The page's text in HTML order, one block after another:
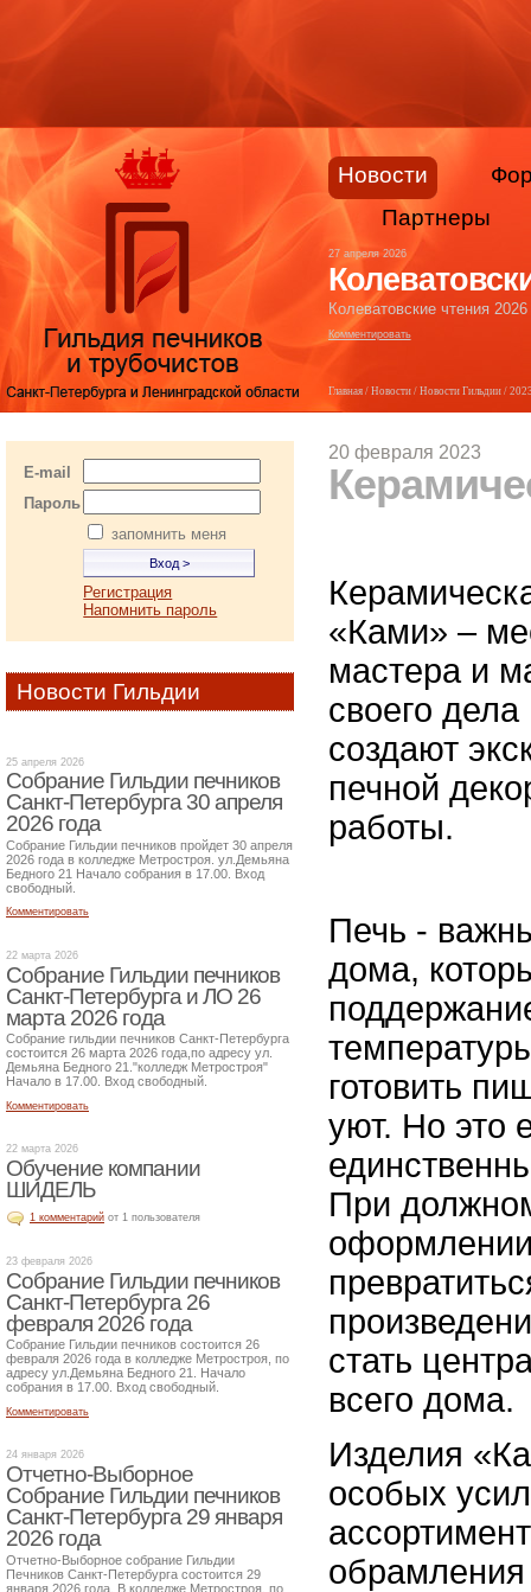
20 февраля 2023
«Ками» –
мастера и
своего
создают
печной
работы.
Печь -
дома,
готовить
уют. Но это
При
стать
всего дома.
Изделия
особых
обрамления
Главная/ Новости/ Новости Гильдии/
E-mail
Пароль
запомнить меня
Регистрация
Напомнить пароль
Новости Гильдии
25 апреля 2026
Собрание Гильдии печников
Санкт-Петербурга 30 апреля
2026 года
Собрание Гильдии печников пройдет 30 апреля
2026 года в колледже Метростроя. ул.Демьяна
Бедного 21 Начало собрания в 17.00. Вход
свободный.
Комментировать
22 марта 2026
Собрание Гильдии печников
Санкт-Петербурга и ЛО 26
марта 2026 года
Собрание гильдии печников Санкт-Петербурга
состоится 26 марта 2026 года,по адресу ул.
Демьяна Бедного 21."колледж Метростроя"
Начало в 17.00. Вход свободный.
Комментировать
22 марта 2026
Обучение компании
ШИДЕЛЬ
1 комментарий от 1 пользователя
23 февраля 2026
Собрание Гильдии печников
Санкт-Петербурга 26
февраля 2026 года
Собрание Гильдии печников состоится 26
февраля 2026 года в колледже Метростроя, по
адресу ул.Демьяна Бедного 21. Начало
собрания в 17.00. Вход свободный.
Комментировать
24 января 2026
Отчетно-Выборное
Собрание Гильдии печников
Санкт-Петербурга 29 января
2026 года
Отчетно-Выборное собрание Гильдии
Печников Санкт-Петербурга состоится 29
января 2026 года. В колледже Метростроя, по
Новости
Партнеры
27 апреля 2026
Колеватовские чтения
Комментировать